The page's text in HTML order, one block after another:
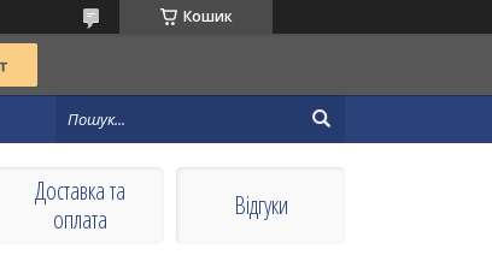
Кошик
Доставка та
оплата
Вiдгуки